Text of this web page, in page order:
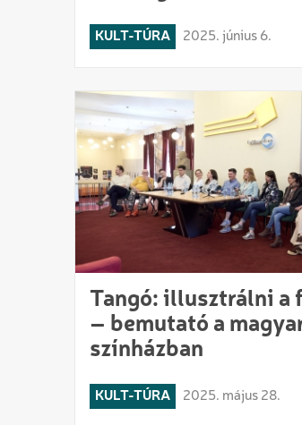
KULT-TÚRA 2025. június 6.
Tangó: illusztrálni
– bemutató a
színházban
KULT-TÚRA 2025. május 28.